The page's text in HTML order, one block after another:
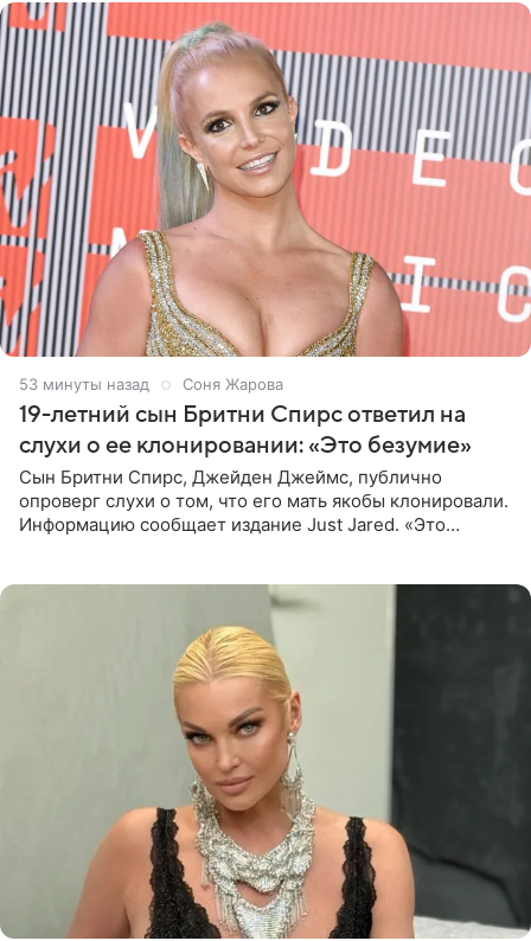
53 минуты назад Соня Жарова
19-летний сын Бритни Спирс ответил на
слухи о ее клонировании: «Это безумие»
Сын Бритни Спирс, Джейден Джеймс, публично
опроверг слухи о том, что его мать якобы клонировали.
Информацию сообщает издание Just Jared. «Это